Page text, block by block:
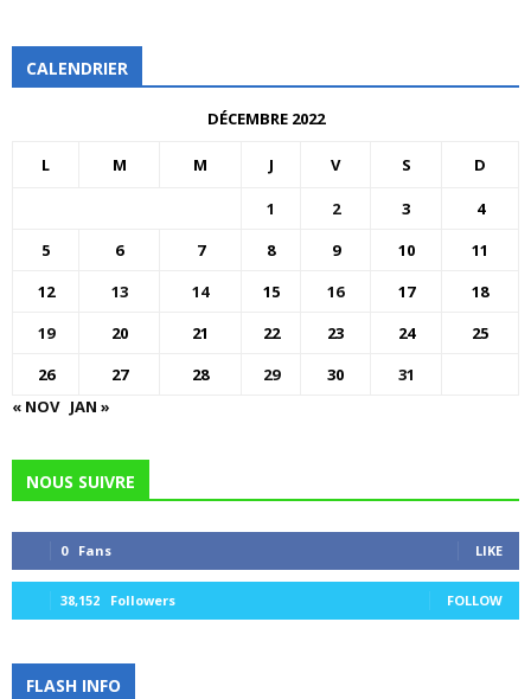
CALENDRIER
DÉCEMBRE 2022
L M M J V S D
1 2 3
4
5
6 7 8 9 10
11
12
13 14 15 16 17
18
19
20 21 22 23 24
25
26
27 28 29 30
31
« NOV JAN »
NOUS SUIVRE
0 Fans LIKE
38,152 Followers FOLLOW
FLASH INFO